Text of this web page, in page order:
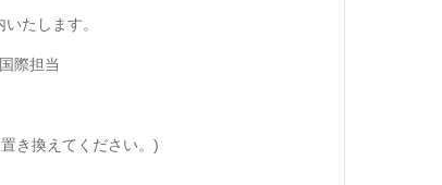
たします。
際担当
き換えてください。)